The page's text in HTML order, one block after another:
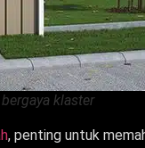
klaster
, penting untuk